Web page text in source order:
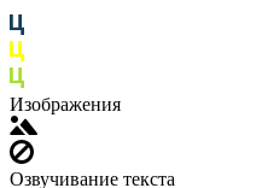
Изображения
Озвучивание текста